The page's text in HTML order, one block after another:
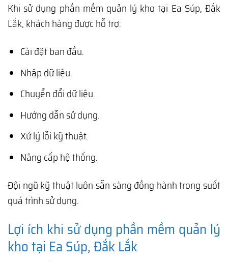
Khi sử dụng phần mềm quản lý kho tại Ea Súp, Đắk
Lắk, khách hàng được hỗ trợ:
Cài đặt ban đầu.
Nhập dữ liệu.
Chuyển đổi dữ liệu.
Hướng dẫn sử dụng.
Xử lý lỗi kỹ thuật.
Nâng cấp hệ thống.
Đội ngũ kỹ thuật luôn sẵn sàng đồng hành trong suốt
quá trình sử dụng.
Lợi ích khi sử dụng phần mềm quản lý
kho tại Ea Súp, Đắk Lắk